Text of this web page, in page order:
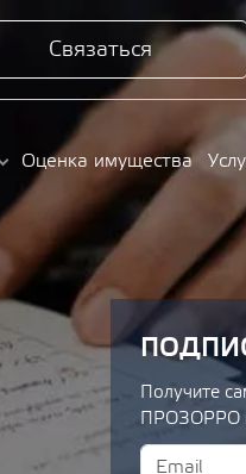
Связаться
Оценка имущества
Получите
ПРОЗОРРО